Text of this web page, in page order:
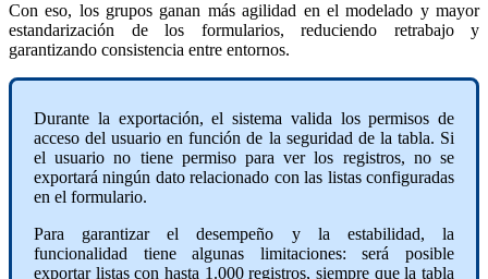
Con eso, los grupos ganan más agilidad en el modelado y mayor
estandarización de los formularios, reduciendo retrabajo y
garantizando consistencia entre entornos.
Durante la exportación, el sistema valida los permisos de
acceso del usuario en función de la seguridad de la tabla. Si
el usuario no tiene permiso para ver los registros, no se
exportará ningún dato relacionado con las listas configuradas
en el formulario.
Para garantizar el desempeño y la estabilidad, la
funcionalidad tiene algunas limitaciones: será posible
exportar listas con hasta 1.000 registros, siempre que la tabla